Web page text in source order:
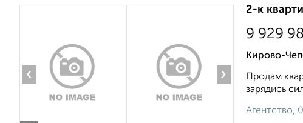
‹ ›
2-к
9 929
Кирово-
Продам
зарядись
Агентство,